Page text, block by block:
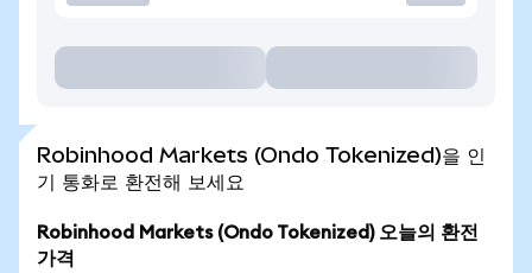
Robinhood Markets (Ondo Tokenized)을 인
기 통화로 환전해 보세요
Robinhood Markets (Ondo Tokenized) 오늘의 환전
가격